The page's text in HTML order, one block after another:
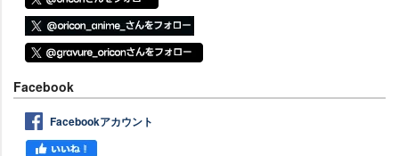
Facebook
Facebookアカウント